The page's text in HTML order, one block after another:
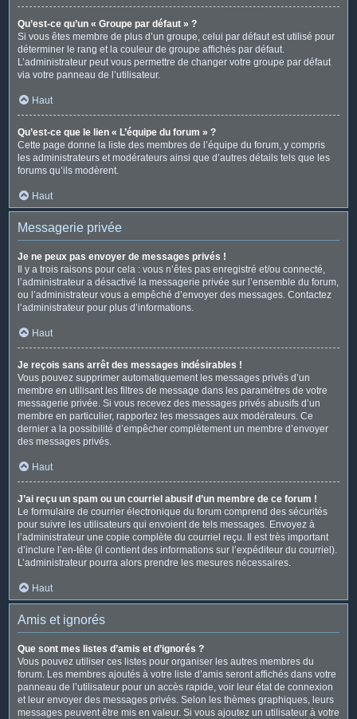
Qu’est-ce qu’un « Groupe par défaut » ?
Si vous êtes membre de plus d’un groupe, celui par défaut est utilisé pour
déterminer le rang et la couleur de groupe affichés par défaut.
L’administrateur peut vous permettre de changer votre groupe par défaut
via votre panneau de l’utilisateur.
Haut
Qu’est-ce que le lien « L’équipe du forum » ?
Cette page donne la liste des membres de l’équipe du forum, y compris
les administrateurs et modérateurs ainsi que d’autres détails tels que les
forums qu’ils modèrent.
Haut
Messagerie privée
Je ne peux pas envoyer de messages privés !
Il y a trois raisons pour cela : vous n’êtes pas enregistré et/ou connecté,
l’administrateur a désactivé la messagerie privée sur l’ensemble du forum,
ou l’administrateur vous a empêché d’envoyer des messages. Contactez
l’administrateur pour plus d’informations.
Haut
Je reçois sans arrêt des messages indésirables !
Vous pouvez supprimer automatiquement les messages privés d’un
membre en utilisant les filtres de message dans les paramètres de votre
messagerie privée. Si vous recevez des messages privés abusifs d’un
membre en particulier, rapportez les messages aux modérateurs. Ce
dernier a la possibilité d’empêcher complètement un membre d’envoyer
des messages privés.
Haut
J’ai reçu un spam ou un courriel abusif d’un membre de ce forum !
Le formulaire de courrier électronique du forum comprend des sécurités
pour suivre les utilisateurs qui envoient de tels messages. Envoyez à
l’administrateur une copie complète du courriel reçu. Il est très important
d’inclure l’en-tête (il contient des informations sur l’expéditeur du courriel).
L’administrateur pourra alors prendre les mesures nécessaires.
Haut
Amis et ignorés
Que sont mes listes d’amis et d’ignorés ?
Vous pouvez utiliser ces listes pour organiser les autres membres du
forum. Les membres ajoutés à votre liste d’amis seront affichés dans votre
panneau de l’utilisateur pour un accès rapide, voir leur état de connexion
et leur envoyer des messages privés. Selon les thèmes graphiques, leurs
messages peuvent être mis en valeur. Si vous ajoutez un utilisateur à votre